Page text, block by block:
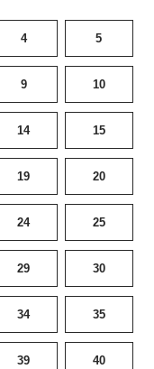
4 5
9 10
14 15
19 20
24 25
29 30
34 35
39 40